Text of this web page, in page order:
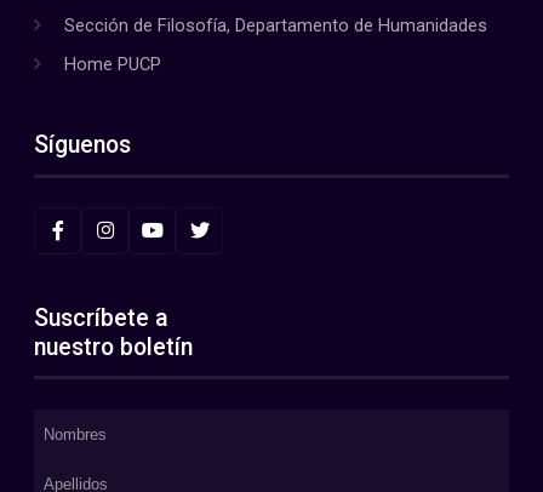
Sección de Filosofía, Departamento de Humanidades
Home PUCP
Síguenos
Suscríbete a
nuestro boletín